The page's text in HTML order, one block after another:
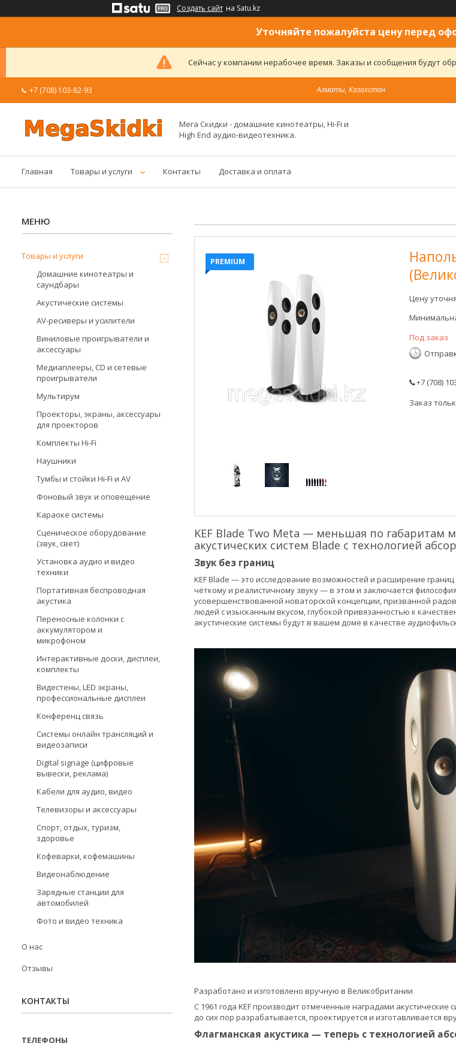
Создать сайт на Satu.kz
Уточняйте пожалуйста цену перед
Сейчас у компании нерабочее время. Заказы и сообщения будут
+7 (708) 103-82-93 Алматы, Казахстан
Мега Скидки - домашние кинотеатры, Hi-Fi и
High End аудио-видеотехника.
Главная Товары и услуги Контакты Доставка и оплата
PREMIUM
Цену
Под заказ
+7 (708)
Заказ
KEF Blade Two Meta — меньшая по габаритам
акустических систем Blade с технологией
Звук без границ
KEF Blade — это исследование возможностей и расширение
чёткому и реалистичному звуку — в этом и заключается
усовершенствованной новаторской концепции, призванной
людей с изысканным вкусом, глубокой привязанностью к
акустические системы будут в вашем доме в качестве
Разработано и изготовлено вручную в Великобритании
С 1961 года KEF производит отмеченные наградами
до сих пор разрабатывается, проектируется и изготавливается
Флагманская акустика — теперь с технологией
Товары и услуги
Домашние кинотеатры и
саундбары
Акустические системы
AV-ресиверы и усилители
Виниловые проигрыватели и
аксессуары
Медиаплееры, CD и сетевые
проигрыватели
Мультирум
Проекторы, экраны, аксессуары
для проекторов
Комплекты Hi-Fi
Наушники
Тумбы и стойки Hi-Fi и AV
Фоновый звук и оповещение
Караоке системы
Сценическое оборудование
(звук, свет)
Установка аудио и видео
техники
Портативная беспроводная
акустика
Переносные колонки с
аккумулятором и
микрофоном
Интерактивные доски, дисплеи,
комплекты
Видестены, LED экраны,
профессиональные дисплеи
Конференц связь
Системы онлайн трансляций и
видеозаписи
Digital signage (цифровые
вывески, реклама)
Кабели для аудио, видео
Телевизоры и аксессуары
Спорт, отдых, туризм,
здоровье
Кофеварки, кофемашины
Видеонаблюдение
Зарядные станции для
автомобилей
Фото и видео техника
О нас
Отзывы
КОНТАКТЫ